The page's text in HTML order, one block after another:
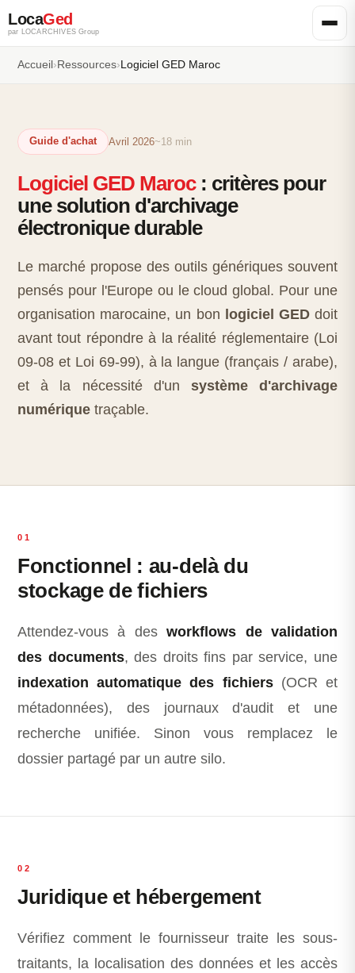
LocaGed
par LOCARCHIVES Group
Accueil › Ressources› Logiciel GED Maroc
Guide d'achat Avril 2026~18 min
Logiciel GED Maroc: critères pour
une solution d'archivage
électronique durable
Le marché propose des outils génériques souvent
pensés pour l'Europe ou le cloud global. Pour une
organisation marocaine, un bon logiciel GEDdoit
avant tout répondre à la réalité réglementaire (Loi
09-08 et Loi 69-99), à la langue (français / arabe),
et à la nécessité d'un système d'archivage
numérique traçable.
01
Fonctionnel : au-delà du
stockage de fichiers
Attendez-vous à desworkflows de validation
des documents, des droits fins par service, une
indexation automatique des fichiers(OCR et
métadonnées), des journaux d'audit et une
recherche unifiée. Sinon vous remplacez le
dossier partagé par un autre silo.
02
Juridique et hébergement
Vérifiez comment le fournisseur traite les sous-
traitants, la localisation des données et les accès